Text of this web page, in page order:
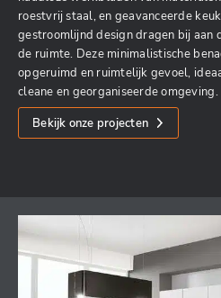
roestvrij staal, en geavanceerde
gestroomlijnd design dragen bij aan
de ruimte. Deze minimalistische
opgeruimd en ruimtelijk gevoel,
cleane en georganiseerde omgeving.
Bekijk onze projecten